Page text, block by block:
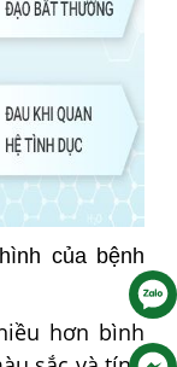
của bệnh
hơn bình